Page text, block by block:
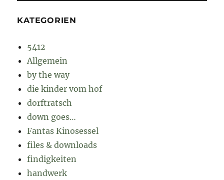
KATEGORIEN
5412
Allgemein
by the way
die kinder vom hof
dorftratsch
down goes…
Fantas Kinosessel
files & downloads
findigkeiten
handwerk